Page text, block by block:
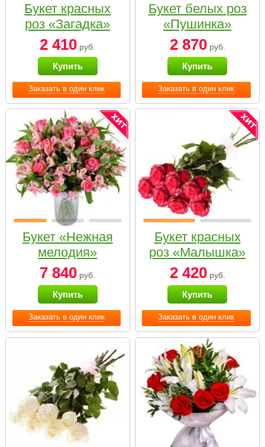
Заказать в один клик
Букет красных
роз «Загадка»
2 410 руб.
Купить
Заказать в один клик
Букет белых роз
«Пушинка»
2 870руб.
Купить
Заказать в один клик
Букет «Нежная
мелодия»
7 840 руб.
Купить
Заказать в один клик
Букет красных
роз «Малышка»
2 420руб.
Купить